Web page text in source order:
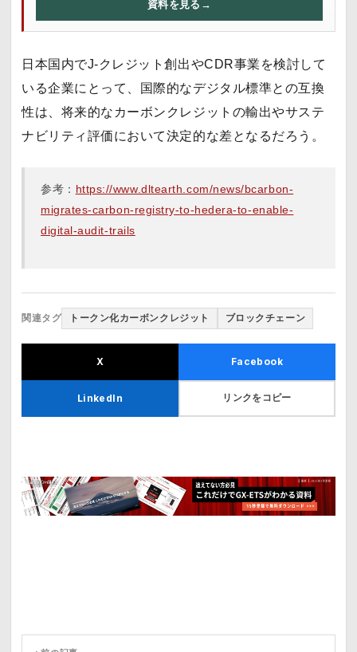
資料を見る →
日本国内でJ-クレジット創出やCDR事業を検討して
いる企業にとって、国際的なデジタル標準との互換
性は、将来的なカーボンクレジットの輸出やサステ
ナビリティ評価において決定的な差となるだろう。
参考： https://www.dltearth.com/news/bcarbon-
migrates-carbon-registry-to-hedera-to-enable-
digital-audit-trails
関連タグ トークン化カーボンクレジット ブロックチェーン
X Facebook
LinkedIn リンクをコピー